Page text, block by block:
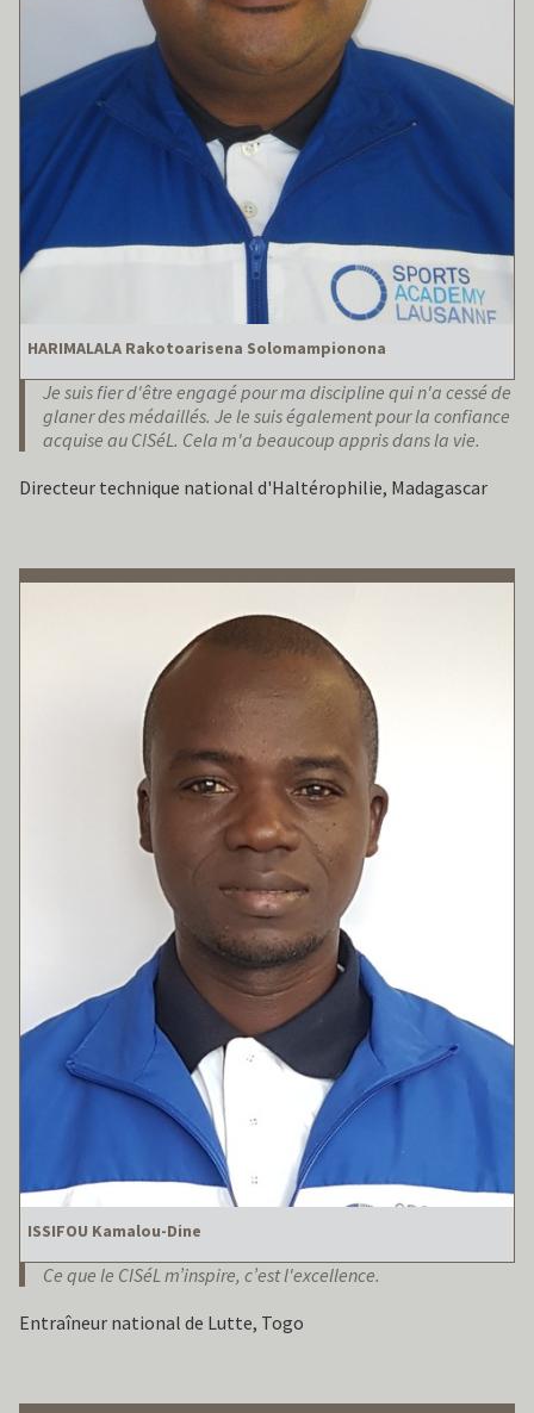
HARIMALALA Rakotoarisena Solomampionona
Je suis fier d'être engagé pour ma discipline qui n'a cessé de
glaner des médaillés. Je le suis également pour la confiance
acquise au CISéL. Cela m'a beaucoup appris dans la vie.
Directeur technique national d'Haltérophilie, Madagascar
ISSIFOU Kamalou-Dine
Ce que le CISéL m’inspire, c’est l'excellence.
Entraîneur national de Lutte, Togo